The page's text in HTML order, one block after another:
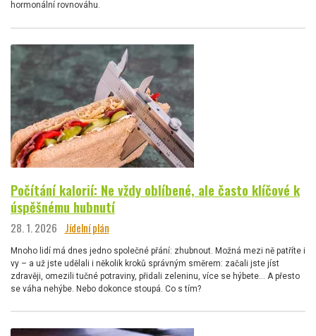
hormonální rovnováhu.
Počítání kalorií: Ne vždy oblíbené, ale často klíčové k
úspěšnému hubnutí
28. 1. 2026 Jídelní plán
Mnoho lidí má dnes jedno společné přání: zhubnout. Možná mezi ně patříte i
vy – a už jste udělali i několik kroků správným směrem: začali jste jíst
zdravěji, omezili tučné potraviny, přidali zeleninu, více se hýbete… A přesto
se váha nehýbe. Nebo dokonce stoupá. Co s tím?